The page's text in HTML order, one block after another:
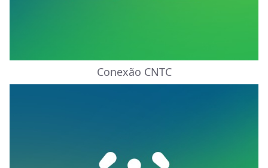
Conexão CNTC